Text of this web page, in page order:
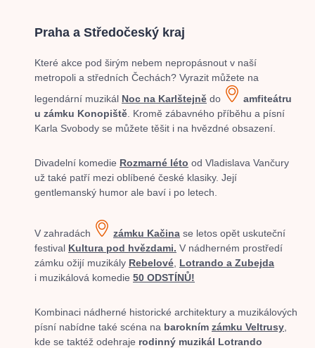
Praha a Středočeský kraj
Které akce pod širým nebem nepropásnout v naší
metropoli a středních Čechách? Vyrazit můžete na
legendární muzikál Noc na Karlštejně do
amfiteátru
u zámku Konopiště . Kromě zábavného příběhu a písní
Karla Svobody se můžete těšit i na hvězdné obsazení.
Divadelní komedie Rozmarné léto od Vladislava Vančury
už také patří mezi oblíbené české klasiky. Její
gentlemanský humor ale baví i po letech.
V zahradách zámku Kačina se letos opět uskuteční
festival Kultura pod hvězdami. V nádherném prostředí
zámku ožijí muzikály Rebelové Lotrando a Zubejda
i muzikálová komedie 50 ODSTÍNŮ!
Kombinaci nádherné historické architektury a muzikálových
písní nabídne také scéna na barokním zámku Veltrusy
kde se taktéž odehraje rodinný muzikál Lotrando